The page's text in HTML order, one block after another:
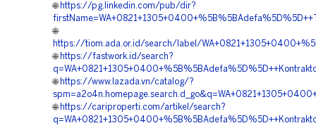
🌐 https://pg.linkedin.com/pub/dir?
🌐
https://tiom.ada.or.id/search/label/
🌐 https://fastwork.id/search?
🌐 https://www.lazada.vn/catalog/?
🌐 https://cariproperti.com/artikel/search?